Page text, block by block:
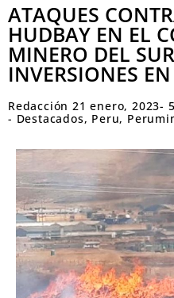
ATAQUES
HUDBAY EN EL
MINERO DEL
INVERSIONES
Redacción 21 enero, 2023-
- Destacados, Peru,